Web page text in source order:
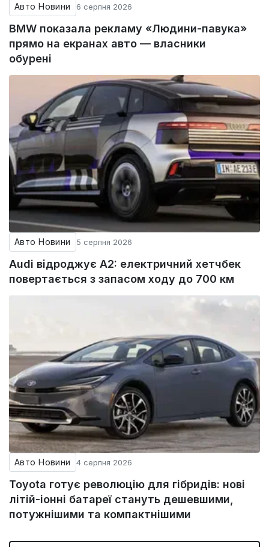
Авто Новини 6 серпня 2026
BMW показала рекламу «Людини-павука»
прямо на екранах авто — власники
обурені
Авто Новини 5 серпня 2026
Audi відроджує A2: електричний хетчбек
повертається з запасом ходу до 700 км
Авто Новини 4 серпня 2026
Toyota готує революцію для гібридів: нові
літій-іонні батареї стануть дешевшими,
потужнішими та компактнішими